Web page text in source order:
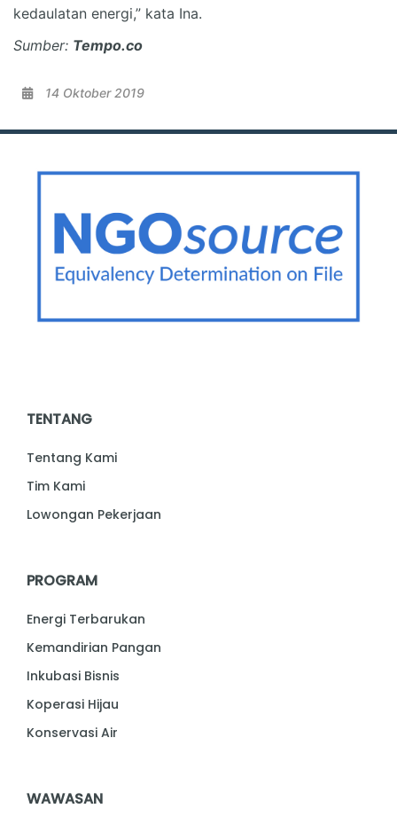
kedaulatan energi,” kata Ina.
Sumber: Tempo.co
14 Oktober 2019
TENTANG
Tentang Kami
Tim Kami
Lowongan Pekerjaan
PROGRAM
Energi Terbarukan
Kemandirian Pangan
Inkubasi Bisnis
Koperasi Hijau
Konservasi Air
WAWASAN